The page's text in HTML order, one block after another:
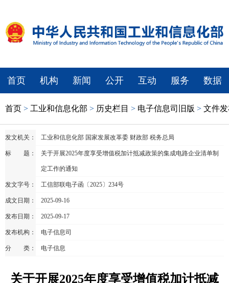
首页 机构 新闻 公开 互动 服务 数据
首页 > 工业和信息化部 > 历史栏目 > 电子信息司旧版 > 文件
发文机关： 工业和信息化部 国家发展改革委 财政部 税务总局
标 题： 关于开展2025年度享受增值税加计抵减政策的集成电路企业清单制
定工作的通知
发文字号： 工信部联电子函〔2025〕234号
成文日期： 2025-09-16
发布日期： 2025-09-17
发布机构： 电子信息司
分 类： 电子信息
关于开展2025年度享受增值税加计抵减